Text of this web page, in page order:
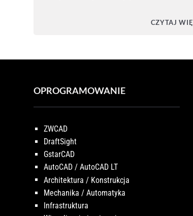
CZYTAJ
OPROGRAMOWANIE
ZWCAD
DraftSight
GstarCAD
AutoCAD / AutoCAD LT
Architektura / Konstrukcja
Mechanika / Automatyka
Infrastruktura